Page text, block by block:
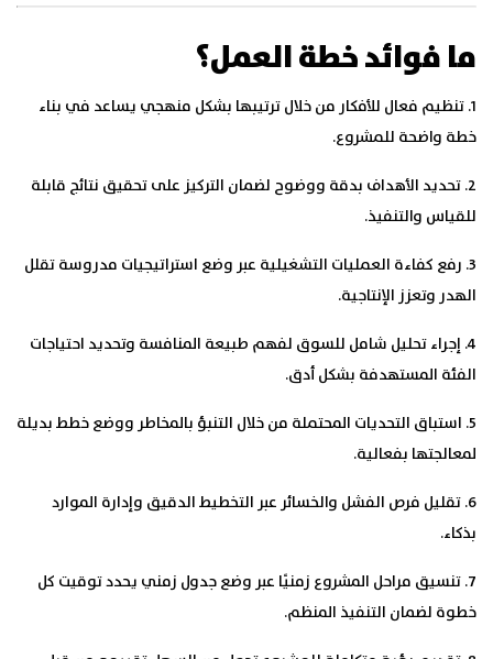
ما فوائد خطة العمل؟
1. تنظيم فعال للأفكار من خلال ترتيبها بشكل منهجي يساعد في بناء
خطة واضحة للمشروع.
2. تحديد الأهداف بدقة ووضوح لضمان التركيز على تحقيق نتائج قابلة
للقياس والتنفيذ.
3. رفع كفاءة العمليات التشغيلية عبر وضع استراتيجيات مدروسة تقلل
الهدر وتعزز الإنتاجية.
4. إجراء تحليل شامل للسوق لفهم طبيعة المنافسة وتحديد احتياجات
الفئة المستهدفة بشكل أدق.
5. استباق التحديات المحتملة من خلال التنبؤ بالمخاطر ووضع خطط بديلة
لمعالجتها بفعالية.
6. تقليل فرص الفشل والخسائر عبر التخطيط الدقيق وإدارة الموارد
بذكاء.
7. تنسيق مراحل المشروع زمنيًا عبر وضع جدول زمني يحدد توقيت كل
خطوة لضمان التنفيذ المنظم.